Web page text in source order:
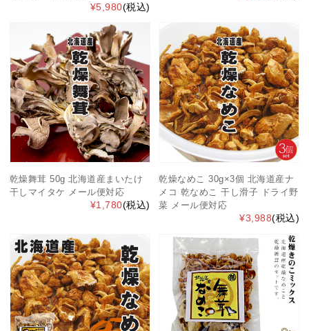
¥5,980(税込)
乾燥舞茸 50g 北海道産まいたけ
干しマイタケ メール便対応
¥1,780(税込)
乾燥なめこ 30g×3個 北海道産ナ
メコ 乾なめこ 干し滑子 ドライ野
菜 メール便対応
¥3,988(税込)